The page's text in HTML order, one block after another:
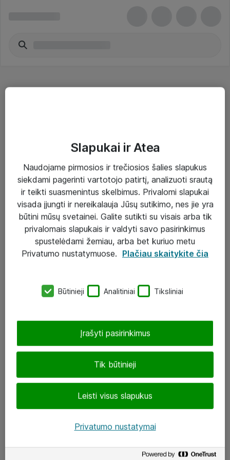
Sprendimai ir paslaugos
Paslaugos
Sprendimai
Įgyvendinti projektai
Atea ekspertų patarimai verslui
UAB „ATEA“
J. Rutkausko g. 6, Vilnius
Atea kontaktai
Aplankykite mus
Slapukai ir Atea
Naudojame pirmosios ir trečiosios šalies slapukus
siekdami pagerinti vartotojo patirtį, analizuoti srautą
ir teikti suasmenintus skelbimus. Privalomi slapukai
visada įjungti ir nereikalauja Jūsų sutikimo, nes jie yra
būtini mūsų svetainei. Galite sutikti su visais arba tik
privalomais slapukais ir valdyti savo pasirinkimus
spustelėdami žemiau, arba bet kuriuo metu
Privatumo nustatymuose. Plačiau skaitykite čia
Būtinieji Analitiniai Tiksliniai
Tik būtinieji
Leisti visus slapukus
Įrašyti pasirinkimus
Privatumo nustatymai